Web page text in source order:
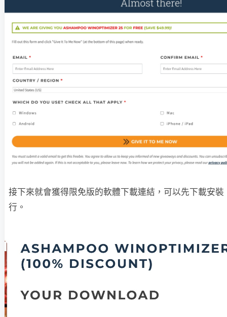
接下來就會獲得限免版的軟體下載連結，可以先下載安
行。